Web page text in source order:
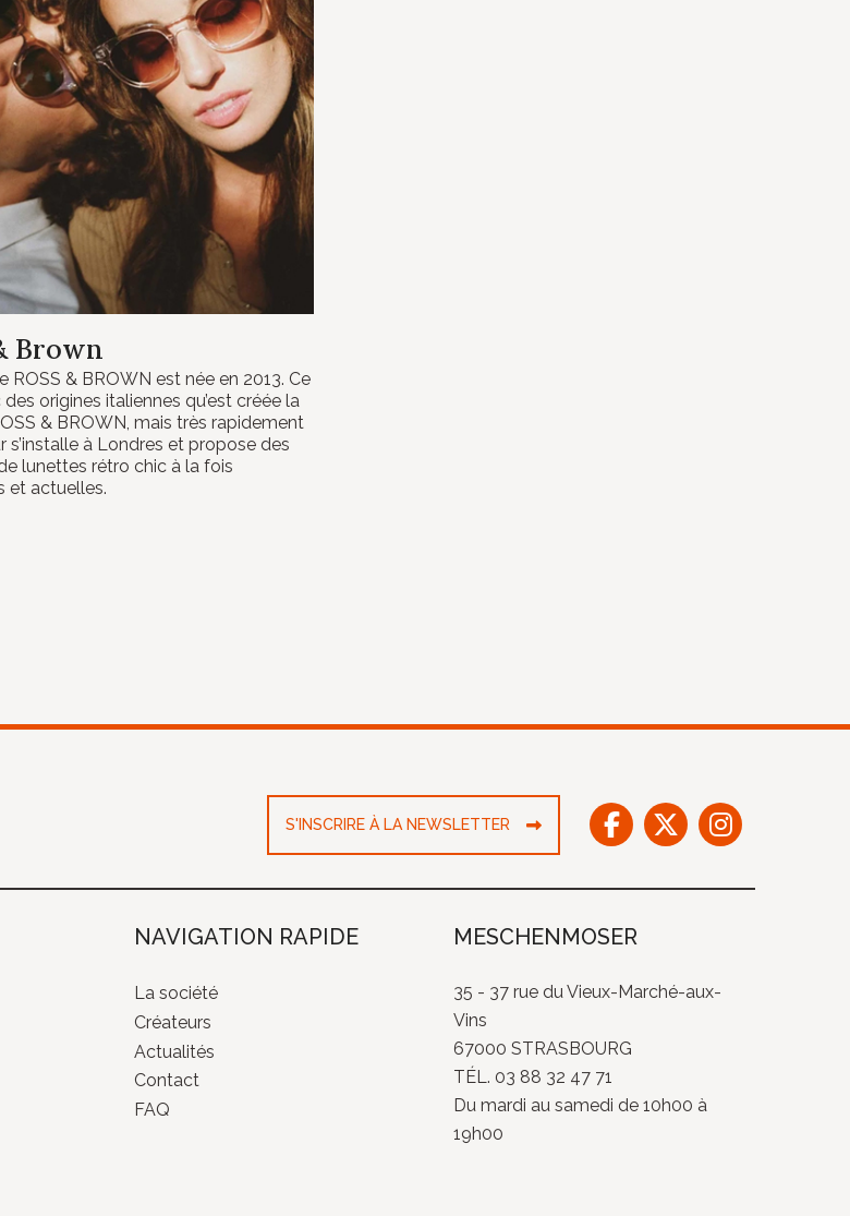
Brown
ROSS & BROWN est née en 2013. Ce
origines italiennes qu’est créée la
& BROWN, mais très rapidement
s’installe à Londres et propose des
lunettes rétro chic à la fois
et actuelles.
S'INSCRIRE À LA NEWSLETTER
NAVIGATION RAPIDE
La société
Créateurs
Actualités
Contact
FAQ
MESCHENMOSER
35 - 37 rue du Vieux-Marché-aux-
Vins
67000 STRASBOURG
TÉL. 03 88 32 47 71
Du mardi au samedi de 10h00 à
19h00